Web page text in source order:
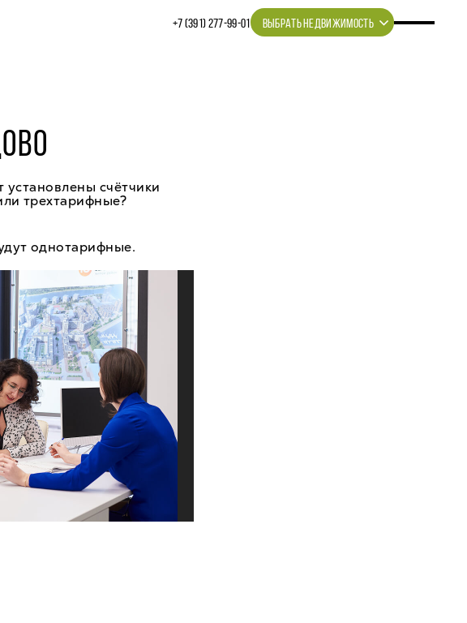
+7 (391) 277‒99‒01 ВЫБРАТЬ НЕДВИЖИМОСТЬ
счётчики
трехтарифные?
однотарифные.